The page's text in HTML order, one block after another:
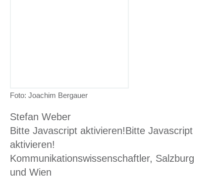
Foto: Joachim Bergauer
Stefan Weber
Bitte Javascript aktivieren!Bitte Javascript
aktivieren!
Kommunikationswissenschaftler, Salzburg
und Wien